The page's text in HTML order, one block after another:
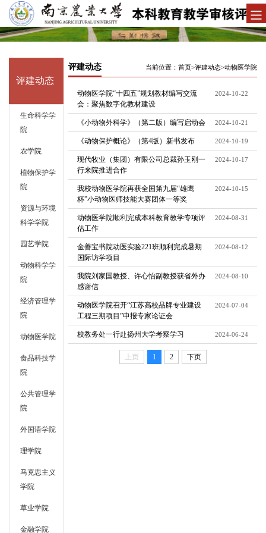
评建动态
生命科学学
院
农学院
植物保护学
院
资源与环境
科学学院
园艺学院
动物科学学
院
经济管理学
院
动物医学院
食品科技学
院
公共管理学
院
外国语学院
理学院
马克思主义
学院
草业学院
金融学院
评建动态 当前位置： 首页>评建动态>动物医学院
2024-10-22
动物医学院“十四五”规划教材编写交流
会：聚焦数字化教材建设
2024-10-21
《小动物外科学》（第二版）编写启动会
2024-10-19
《动物保护概论》（第4版）新书发布
2024-10-17
现代牧业（集团）有限公司总裁孙玉刚一
行来院推进合作
2024-10-15
我校动物医学院再获全国第九届“雄鹰
杯”小动物医师技能大赛团体一等奖
2024-08-31
动物医学院顺利完成本科教育教学专项评
估工作
2024-08-12
金善宝书院动医实验221班顺利完成暑期
国际访学项目
2024-08-10
我院刘家国教授、许心怡副教授获省外办
感谢信
2024-07-04
动物医学院召开“江苏高校品牌专业建设
工程三期项目”申报专家论证会
2024-06-24
校教务处一行赴扬州大学考察学习
上页 1 2 下页